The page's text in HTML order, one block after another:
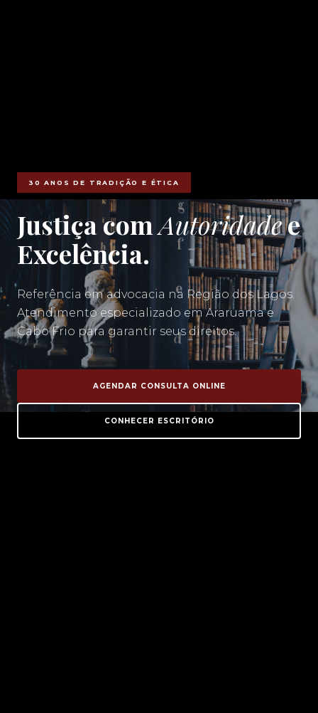
30 ANOS DE TRADIÇÃO E ÉTICA
Justiça comAutoridadee
Excelência.
Referência em advocacia na Região dos Lagos.
Atendimento especializado em Araruama e
Cabo Frio para garantir seus direitos.
AGENDAR CONSULTA ONLINE
CONHECER ESCRITÓRIO